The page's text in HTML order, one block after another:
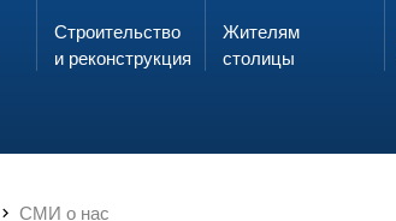
Строительство
и реконструкция
Жителям
столицы
СМИ о нас